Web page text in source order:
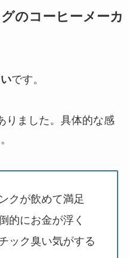
のコーヒーメーカ
です。
りました。具体的な感
クが飲めて満足
的にお金が浮く
ック臭い気がする